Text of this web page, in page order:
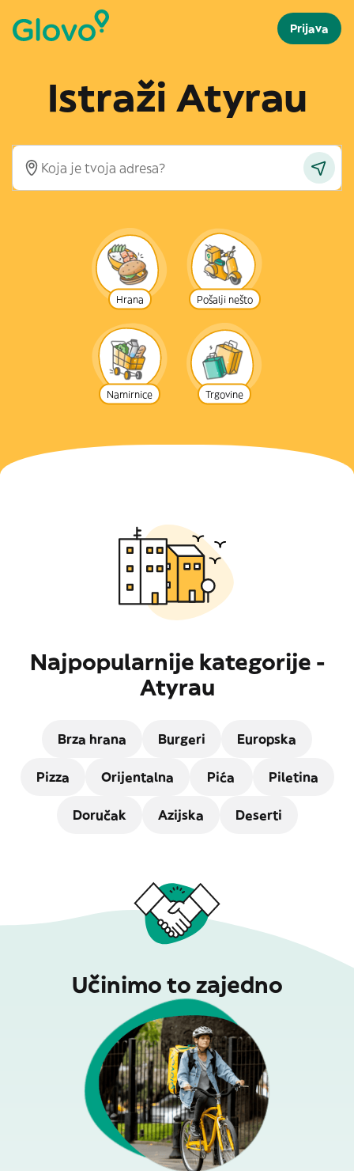
Prijava
Istraži Atyrau
Hrana Pošalji nešto
Namirnice Trgovine
Najpopularnije kategorije -
Atyrau
Brza hrana Burgeri Europska
Pizza Orijentalna Pića Piletina
Doručak Azijska Deserti
Učinimo to zajedno